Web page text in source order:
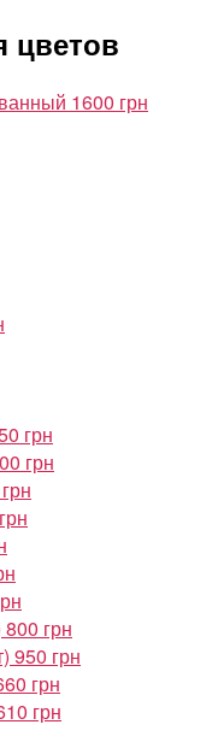
цветов
1600 грн
грн
грн
800 грн
950 грн
грн
грн